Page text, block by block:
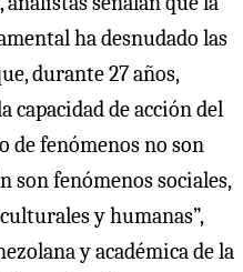
ha desnudado las
durante 27 años,
capacidad de acción del
de fenómenos no son
son fenómenos sociales,
y humanas”,
y académica de la